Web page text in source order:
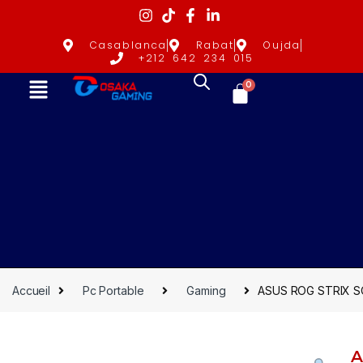
Casablanca Rabat
Oujda
+212 642 234 015
0
Accueil Pc Portable Gaming ASUS ROG STRIX